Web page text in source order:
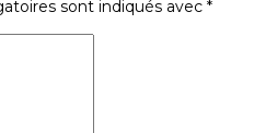
sont indiqués avec *